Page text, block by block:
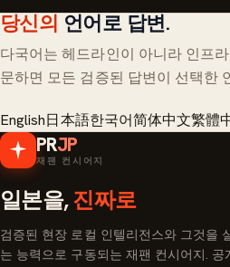
당신의 언어로 답변.
다국어는 헤드라인이 아니라 인프
문하면 모든 검증된 답변이 선택한
English日本語한국어简体中文繁體
PRJP
재팬 컨시어지
일본을,진짜로
검증된 현장 로컬 인텔리전스와 그것을
는 능력으로 구동되는 재팬 컨시어지. 공